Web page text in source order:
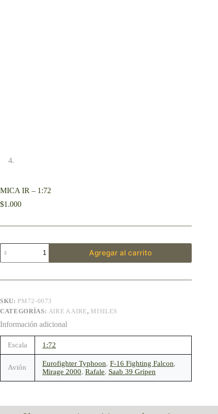
MICA IR – 1:72
$1.000
Agregar al carrito
SKU: PM72-0073
CATEGORÍAS: AIRE A AIRE, MISILES
Información adicional
Escala 1:72
Avión Eurofighter Typhoon, F-16 Fighting Falcon,
Mirage 2000, Rafale, Saab 39 Gripen